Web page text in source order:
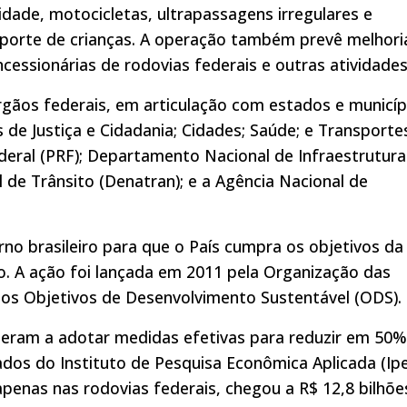
motocicletas, ultrapassagens irregulares e
de crianças. A operação também prevê
de rodovias federais e outras
federais, em articulação com estados e
Justiça e Cidadania; Cidades; Saúde; e
(PRF); Departamento Nacional de
Trânsito (Denatran); e a Agência Nacional de
brasileiro para que o País cumpra os objetivos da
A ação foi lançada em 2011 pela Organização das
Objetivos de Desenvolvimento Sustentável (ODS).
a adotar medidas efetivas para reduzir em
do Instituto de Pesquisa Econômica Aplicada
nas rodovias federais, chegou a R$ 12,8